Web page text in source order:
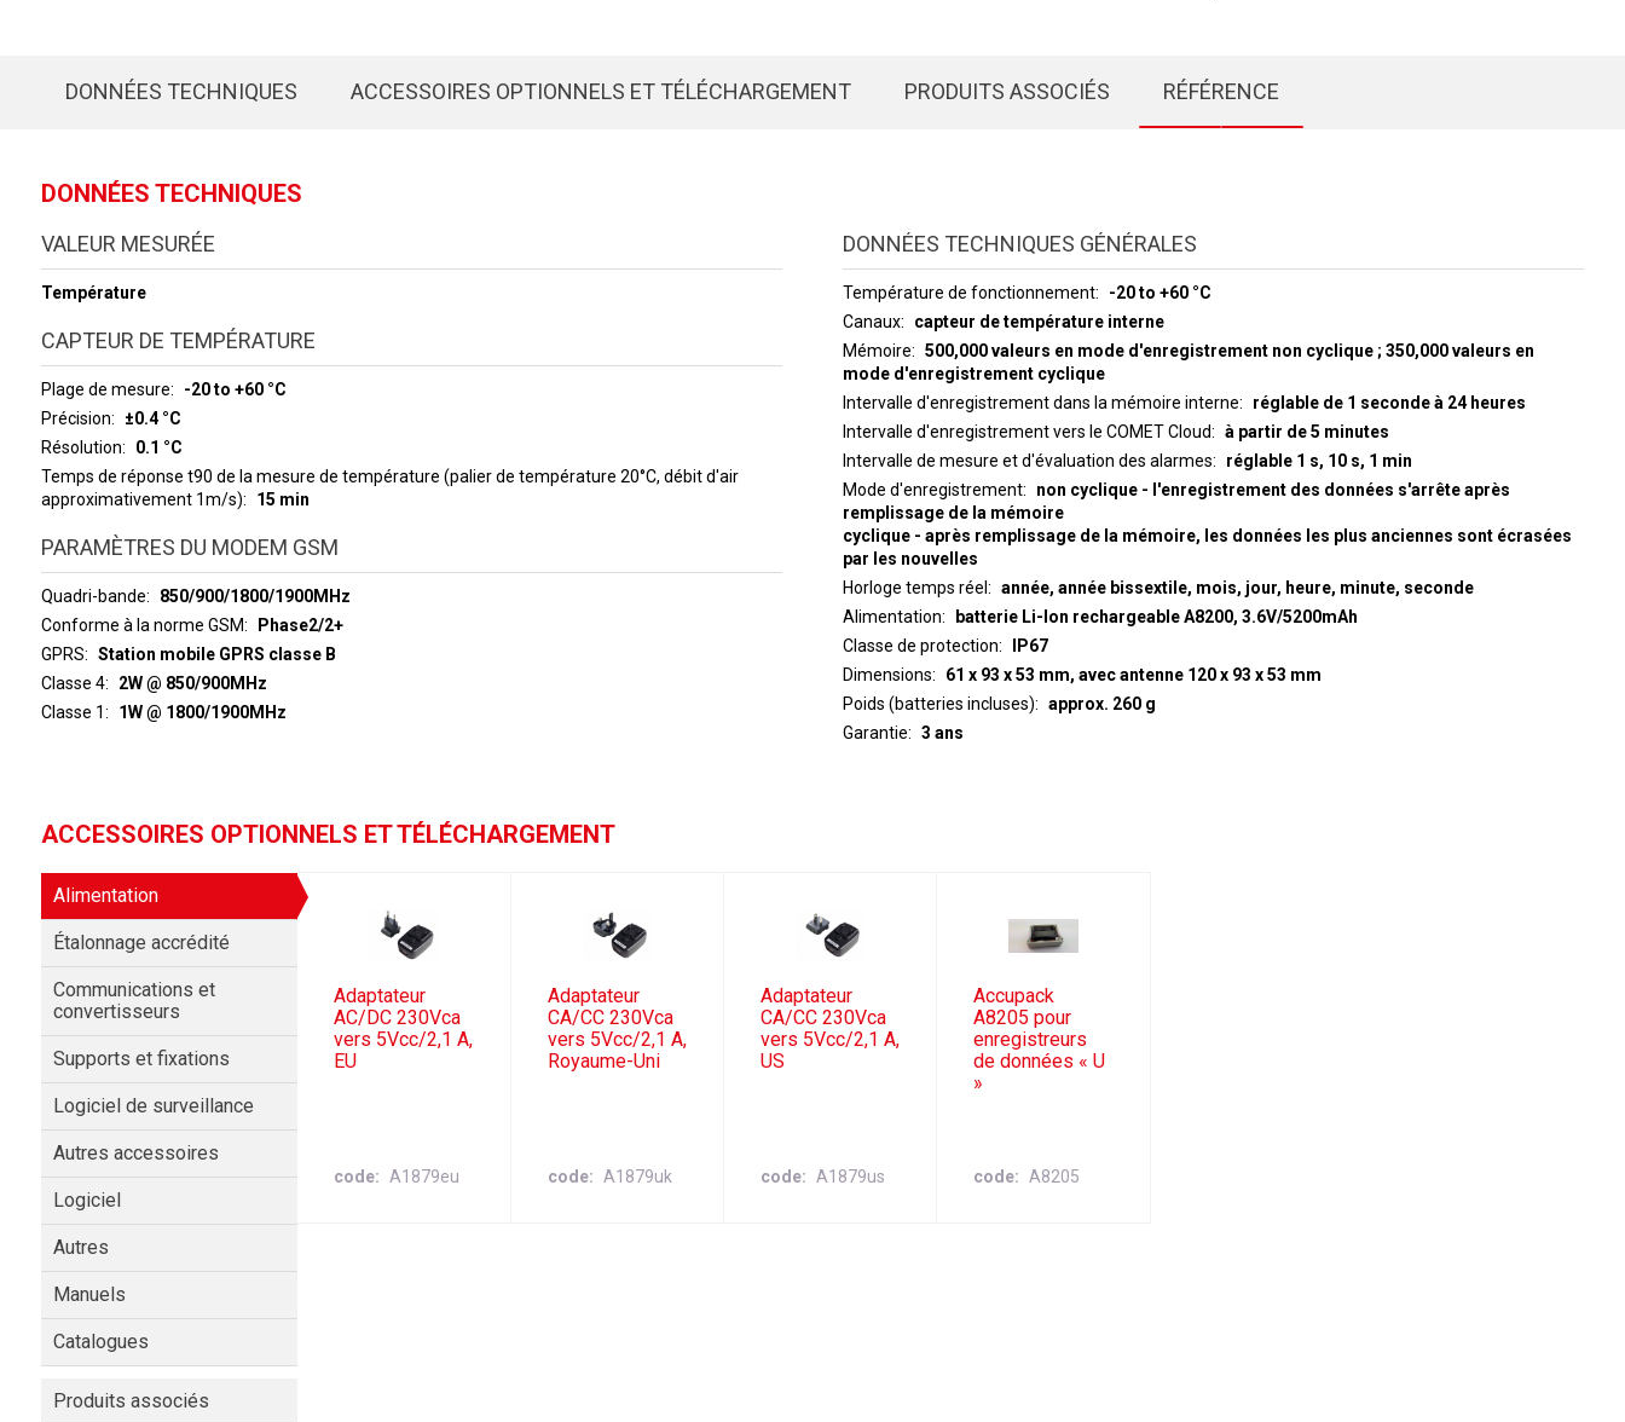
DONNÉES TECHNIQUES ACCESSOIRES OPTIONNELS ET TÉLÉCHARGEMENT PRODUITS ASSOCIÉS RÉFÉRENCE
DONNÉES TECHNIQUES
VALEUR MESURÉE
Température
CAPTEUR DE TEMPÉRATURE
Plage de mesure
-20 to +60 °C
Précision
±0.4 °C
Résolution
0.1 °C
Temps de réponse t90 de la mesure de température (palier de température 20°C, débit d'air
approximativement 1m/s)
15 min
PARAMÈTRES DU MODEM GSM
Quadri-bande
850/900/1800/1900MHz
Conforme à la norme GSM
Phase2/2+
GPRS
Station mobile GPRS classe B
Classe 4
2W @ 850/900MHz
Classe 1
1W @ 1800/1900MHz
DONNÉES TECHNIQUES GÉNÉRALES
Température de fonctionnement
-20 to +60 °C
Canaux
capteur de température interne
Mémoire
500,000 valeurs en mode d'enregistrement non cyclique ; 350,000 valeurs en
mode d'enregistrement cyclique
Intervalle d'enregistrement dans la mémoire interne
réglable de 1 seconde à 24 heures
Intervalle d'enregistrement vers le COMET Cloud
à partir de 5 minutes
Intervalle de mesure et d'évaluation des alarmes
réglable 1 s, 10 s, 1 min
Mode d'enregistrement
non cyclique - l'enregistrement des données s'arrête après
remplissage de la mémoire
cyclique - après remplissage de la mémoire, les données les plus anciennes sont écrasées
par les nouvelles
Horloge temps réel
année, année bissextile, mois, jour, heure, minute, seconde
Alimentation
batterie Li-Ion rechargeable A8200, 3.6V/5200mAh
Classe de protection
IP67
Dimensions
61 x 93 x 53 mm, avec antenne 120 x 93 x 53 mm
Poids (batteries incluses)
approx. 260 g
Garantie
3 ans
ACCESSOIRES OPTIONNELS ET TÉLÉCHARGEMENT
Alimentation
Étalonnage accrédité
Communications et
convertisseurs
Supports et fixations
Logiciel de surveillance
Autres accessoires
Logiciel
Autres
Manuels
Catalogues
Produits associés
Adaptateur
AC/DC 230Vca
vers 5Vcc/2,1 A,
EU
code A1879eu
Adaptateur
CA/CC 230Vca
vers 5Vcc/2,1 A,
Royaume-Uni
code A1879uk
Adaptateur
CA/CC 230Vca
vers 5Vcc/2,1 A,
US
code A1879us
Accupack
A8205 pour
enregistreurs
de données « U
»
code A8205